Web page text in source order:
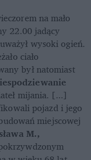
na mało
22.00 jadący
wysoki ogień.
ciało
mężczyzny. W pobliżu zaparkowany był natomiast
mijania. [...]
pojazd i jego
miejscowej
M.,